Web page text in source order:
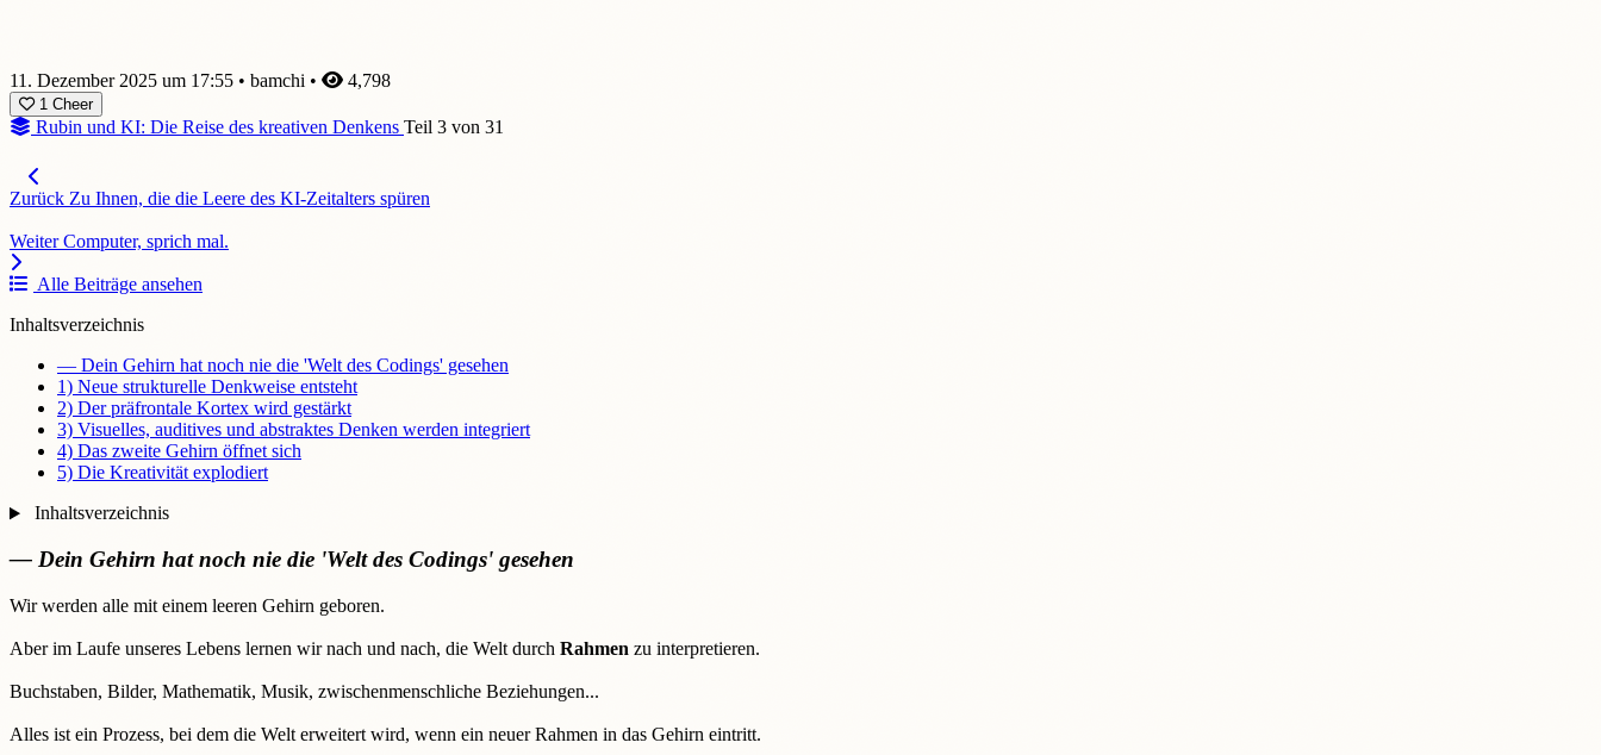
11. Dezember 2025 um 17:55 • bamchi • 4,798
1 Cheer
Rubin und KI: Die Reise des kreativen Denkens Teil 3 von 31
Zurück Zu Ihnen, die die Leere des KI-Zeitalters spüren
Weiter Computer, sprich mal.
Alle Beiträge ansehen
Inhaltsverzeichnis
— Dein Gehirn hat noch nie die 'Welt des Codings' gesehen
1) Neue strukturelle Denkweise entsteht
2) Der präfrontale Kortex wird gestärkt
3) Visuelles, auditives und abstraktes Denken werden integriert
4) Das zweite Gehirn öffnet sich
5) Die Kreativität explodiert
Inhaltsverzeichnis
— Dein Gehirn hat noch nie die 'Welt des Codings' gesehen
Wir werden alle mit einem leeren Gehirn geboren.
Aber im Laufe unseres Lebens lernen wir nach und nach, die Welt durch Rahmen zu interpretieren.
Buchstaben, Bilder, Mathematik, Musik, zwischenmenschliche Beziehungen...
Alles ist ein Prozess, bei dem die Welt erweitert wird, wenn ein neuer Rahmen in das Gehirn eintritt.